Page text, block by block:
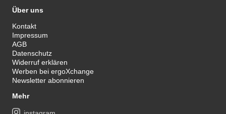
Über uns
Kontakt
Impressum
AGB
Datenschutz
Widerruf erklären
Werben bei ergoXchange
Newsletter abonnieren
Mehr